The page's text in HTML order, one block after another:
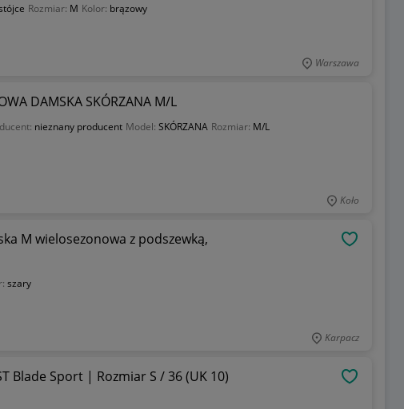
Rozmiar: M Kolor: brązowy
Warszawa
DAMSKA SKÓRZANA M/L
nieznany producent Model: SKÓRZANA Rozmiar: M/L
Koło
szary
Karpacz
Blade Sport | Rozmiar S / 36 (UK 10)